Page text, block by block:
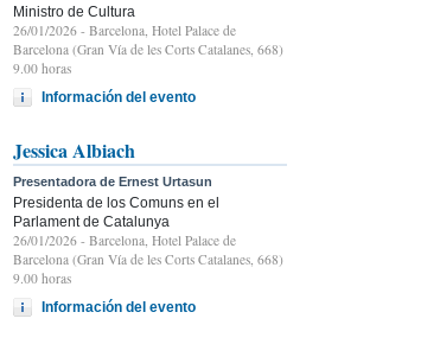
Ministro de Cultura
26/01/2026 - Barcelona, Hotel Palace de
Barcelona (Gran Vía de les Corts Catalanes, 668)
9.00 horas
Información del evento
Jessica Albiach
Presentadora de Ernest Urtasun
Presidenta de los Comuns en el
Parlament de Catalunya
26/01/2026 - Barcelona, Hotel Palace de
Barcelona (Gran Vía de les Corts Catalanes, 668)
9.00 horas
Información del evento